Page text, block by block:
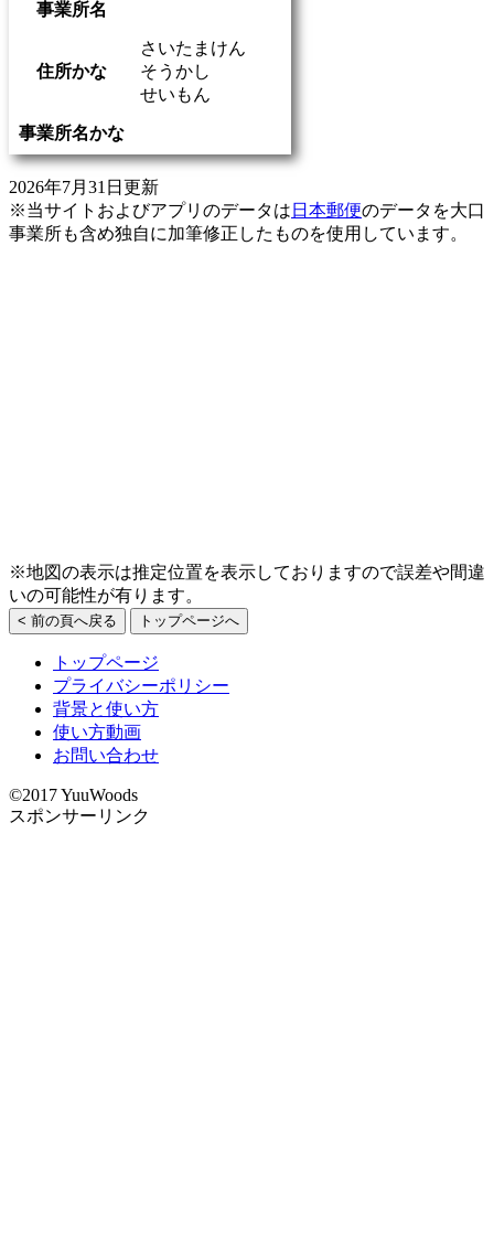
事業所名
住所かな
さいたまけん
そうかし
せいもん
事業所名かな
2026年7月31日更新
※当サイトおよびアプリのデータは 日本郵便のデータを大口
事業所も含め独自に加筆修正したものを使用しています。
※地図の表示は推定位置を表示しておりますので誤差や間違
いの可能性が有ります。
< 前の頁へ戻る トップページへ
トップページ
プライバシーポリシー
背景と使い方
使い方動画
お問い合わせ
©2017 YuuWoods
スポンサーリンク